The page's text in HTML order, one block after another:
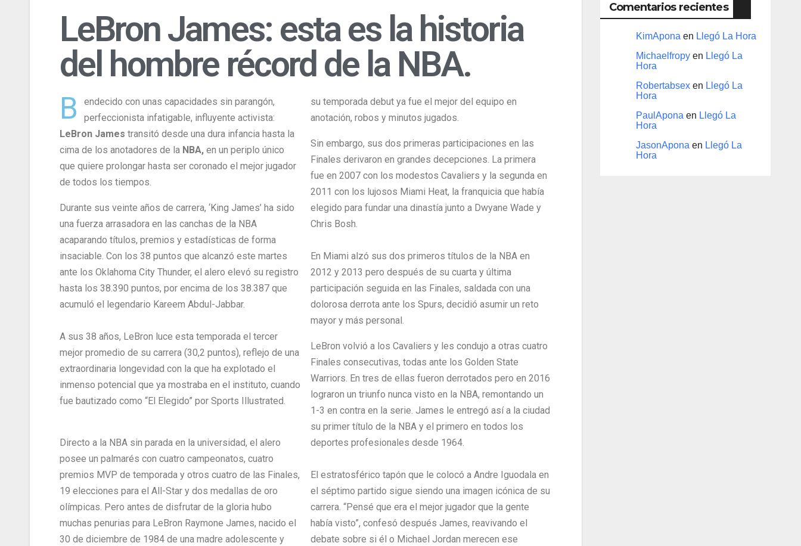
LeBron James: esta es la historia
del hombre récord de la NBA.
B
endecido con unas capacidades sin parangón,
perfeccionista infatigable, influyente activista:
LeBron James transitó desde una dura infancia hasta la
cima de los anotadores de la NBA, en un periplo único
que quiere prolongar hasta ser coronado el mejor jugador
de todos los tiempos.
Durante sus veinte años de carrera, ‘King James’ ha sido
una fuerza arrasadora en las canchas de la NBA
acaparando títulos, premios y estadísticas de forma
insaciable. Con los 38 puntos que alcanzó este martes
ante los Oklahoma City Thunder, el alero elevó su registro
hasta los 38.390 puntos, por encima de los 38.387 que
acumuló el legendario Kareem Abdul-Jabbar.
A sus 38 años, LeBron luce esta temporada el tercer
mejor promedio de su carrera (30,2 puntos), reflejo de una
extraordinaria longevidad con la que ha explotado el
inmenso potencial que ya mostraba en el instituto, cuando
fue bautizado como “El Elegido” por Sports Illustrated.
Directo a la NBA sin parada en la universidad, el alero
posee un palmarés con cuatro campeonatos, cuatro
premios MVP de temporada y otros cuatro de las Finales,
19 elecciones para el All-Star y dos medallas de oro
olímpicas. Pero antes de disfrutar de la gloria hubo
muchas penurias para LeBron Raymone James, nacido el
30 de diciembre de 1984 de una madre adolescente y
su temporada debut ya fue el mejor del equipo en
anotación, robos y minutos jugados.
Sin embargo, sus dos primeras participaciones en las
Finales derivaron en grandes decepciones. La primera
fue en 2007 con los modestos Cavaliers y la segunda en
2011 con los lujosos Miami Heat, la franquicia que había
elegido para fundar una dinastía junto a Dwyane Wade y
Chris Bosh.
En Miami alzó sus dos primeros títulos de la NBA en
2012 y 2013 pero después de su cuarta y última
participación seguida en las Finales, saldada con una
dolorosa derrota ante los Spurs, decidió asumir un reto
mayor y más personal.
LeBron volvió a los Cavaliers y les condujo a otras cuatro
Finales consecutivas, todas ante los Golden State
Warriors. En tres de ellas fueron derrotados pero en 2016
lograron un triunfo nunca visto en la NBA, remontando un
1-3 en contra en la serie. James le entregó así a la ciudad
su primer título de la NBA y el primero en todos los
deportes profesionales desde 1964.
El estratosférico tapón que le colocó a Andre Iguodala en
el séptimo partido sigue siendo una imagen icónica de su
carrera. “Pensé que era el mejor jugador que la gente
había visto”, confesó después James, reavivando el
debate sobre si él o Michael Jordan merecen ese
Comentarios recientes
KimAponaen Llegó La Hora
Michaelfropyen Llegó La
Hora
Robertabsexen Llegó La
Hora
PaulAponaen Llegó La
Hora
JasonAponaen Llegó La
Hora